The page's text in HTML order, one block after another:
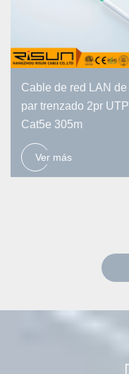
Cable de red LAN de
par trenzado 2pr UTP
Cat5e 305m
Ver más